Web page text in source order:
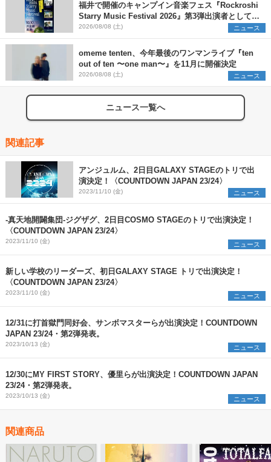
福井で開催のキャンプイン音楽フェス『Rockroshi
Starry Music Festival 2026』第3弾出演者として
SCOOBIE DO、かりゆし58、Reiを発表
2026/08/08 (土) ニュース
omeme tenten、今年最後のワンマンライブ『ten
out of ten 〜one man〜』を11月に開催決定
2026/08/08 (土) ニュース
ニュース一覧へ
関連記事
アンジュルム、2日目GALAXY STAGEのトリで出
演決定！〈COUNTDOWN JAPAN 23/24〉
2023/11/10 (金) ニュース
-真天地開闢集団-ジグザグ、2日目COSMO STAGEのトリで出演決定！
〈COUNTDOWN JAPAN 23/24〉
2023/11/10 (金) ニュース
新しい学校のリーダーズ、初日GALAXY STAGE トリで出演決定！
〈COUNTDOWN JAPAN 23/24〉
2023/11/10 (金) ニュース
12/31に打首獄門同好会、サンボマスターらが出演決定！COUNTDOWN
JAPAN 23/24・第2弾発表。
2023/10/13 (金) ニュース
12/30にMY FIRST STORY、優里らが出演決定！COUNTDOWN JAPAN
23/24・第2弾発表。
2023/10/13 (金) ニュース
関連商品